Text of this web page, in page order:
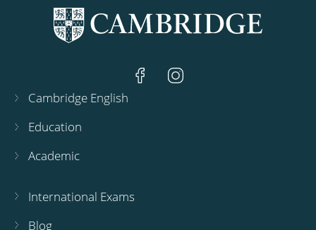
Cambridge English
Education
Academic
International Exams
Blog